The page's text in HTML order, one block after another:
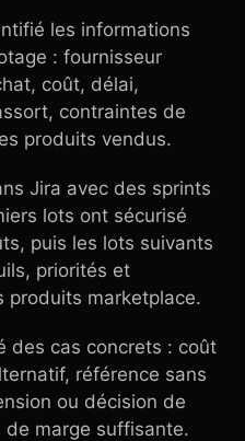
les informations
: fournisseur
coût, délai,
contraintes de
produits vendus.
Jira avec des sprints
lots ont sécurisé
puis les lots suivants
priorités et
produits marketplace.
des cas concrets : coût
référence sans
ou décision de
marge suffisante.